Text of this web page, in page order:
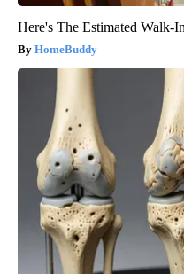
Here's The Estimated Walk-
HomeBuddy